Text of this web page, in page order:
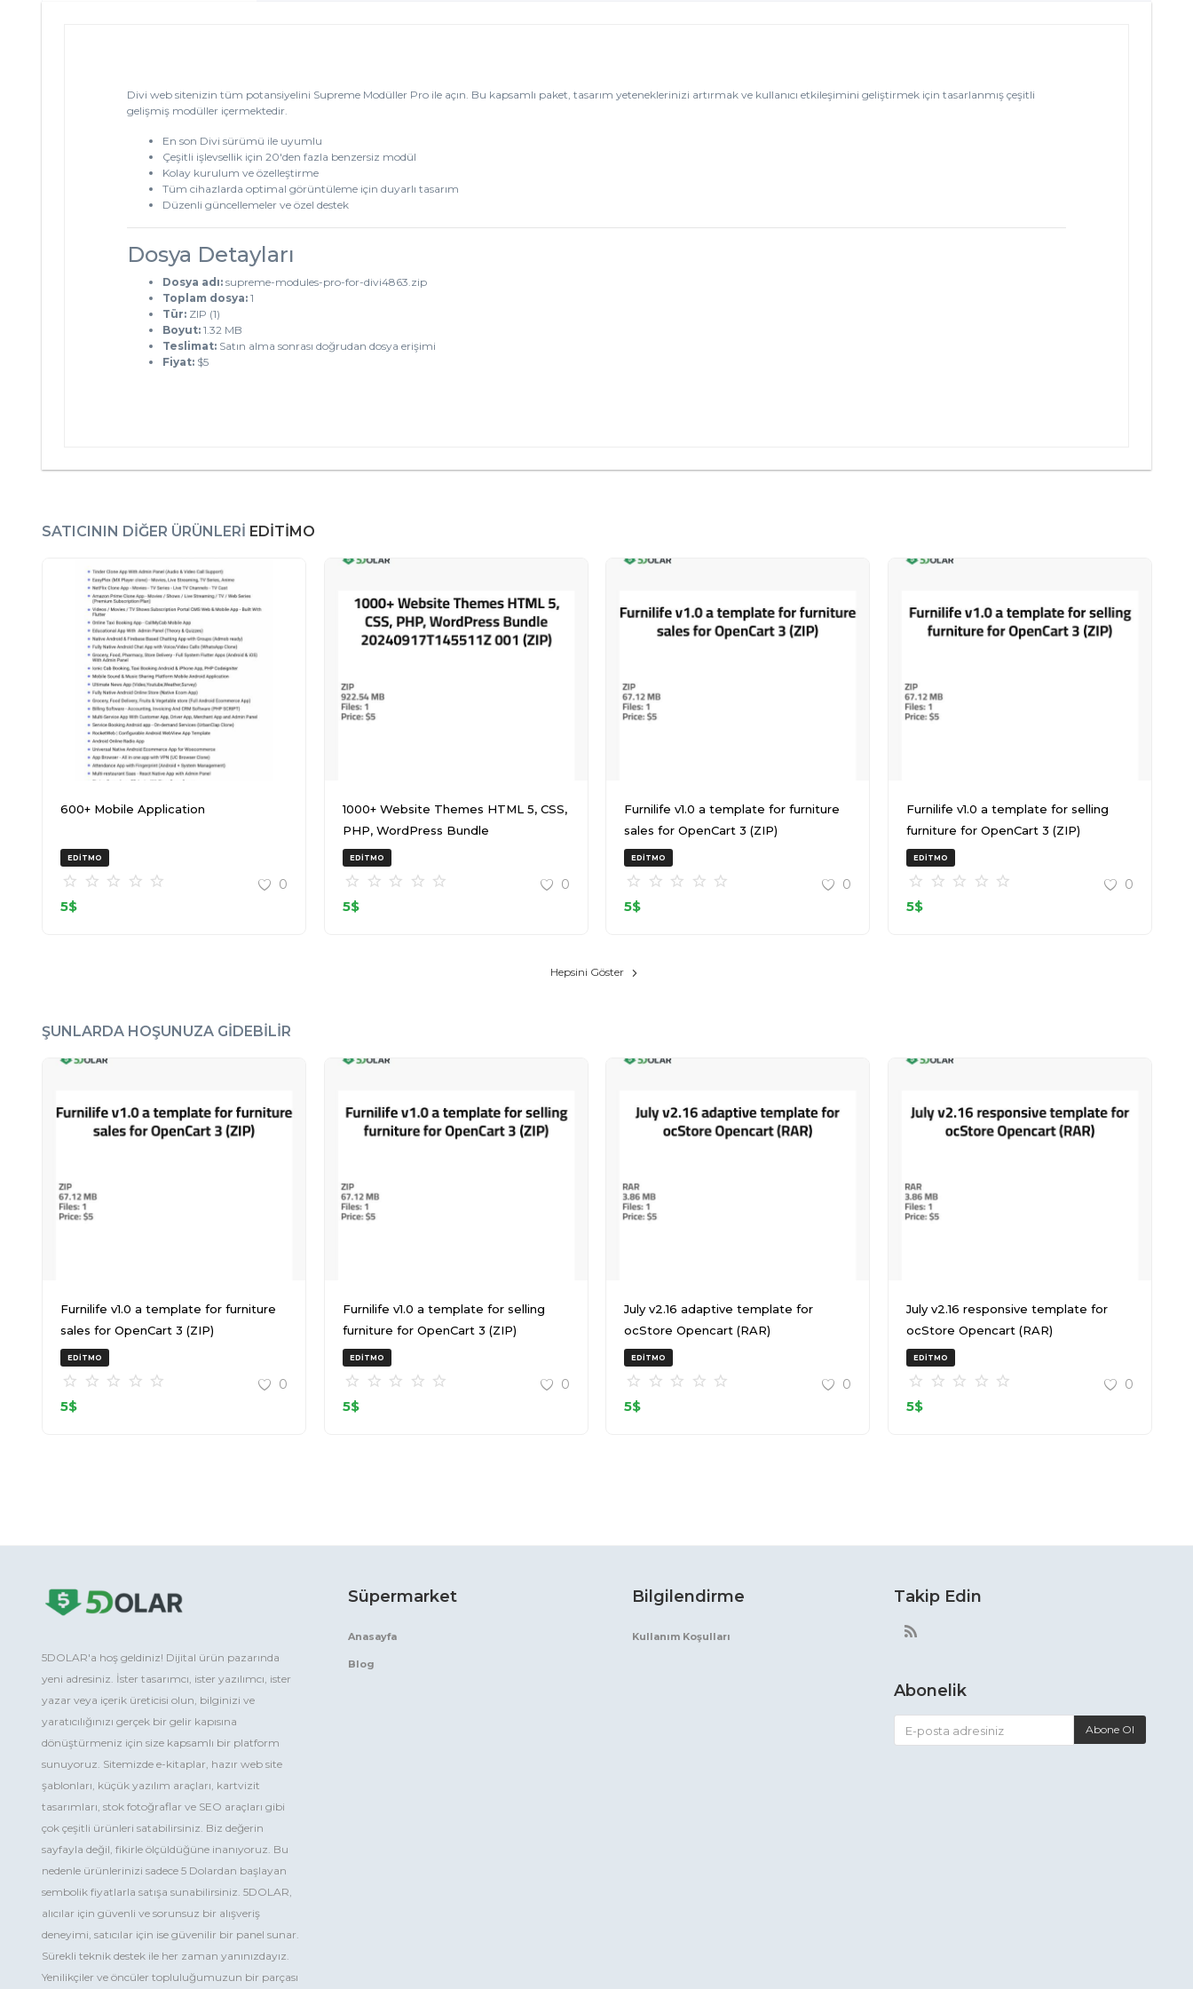
Divi web sitenizin tüm potansiyelini Supreme Modüller Pro ile açın. Bu kapsamlı paket, tasarım yeteneklerinizi artırmak ve kullanıcı etkileşimini geliştirmek için tasarlanmış çeşitli
gelişmiş modüller içermektedir.
En son Divi sürümü ile uyumlu
Çeşitli işlevsellik için 20'den fazla benzersiz modül
Kolay kurulum ve özelleştirme
Tüm cihazlarda optimal görüntüleme için duyarlı tasarım
Düzenli güncellemeler ve özel destek
Dosya Detayları
Dosya adı: supreme-modules-pro-for-divi4863.zip
Toplam dosya: 1
Tür: ZIP (1)
Boyut: 1.32 MB
Teslimat: Satın alma sonrası doğrudan dosya erişimi
Fiyat: $5
SATICININ DIĞER ÜRÜNLERI EDITIMO
600+ Mobile Application
EDITMO
0
5$
1000+ Website Themes HTML 5, CSS,
PHP, WordPress Bundle
20240917T145511Z 001 (ZIP)
EDITMO
0
5$
Furnilife v1.0 a template for furniture
sales for OpenCart 3 (ZIP)
EDITMO
0
5$
Furnilife v1.0 a template for selling
furniture for OpenCart 3 (ZIP)
EDITMO
0
5$
Hepsini Göster
ŞUNLARDA HOŞUNUZA GIDEBILIR
Furnilife v1.0 a template for furniture
sales for OpenCart 3 (ZIP)
EDITMO
0
5$
Furnilife v1.0 a template for selling
furniture for OpenCart 3 (ZIP)
EDITMO
0
5$
July v2.16 adaptive template for
ocStore Opencart (RAR)
EDITMO
0
5$
July v2.16 responsive template for
ocStore Opencart (RAR)
EDITMO
0
5$
5DOLAR'a hoş geldiniz! Dijital ürün pazarında
yeni adresiniz. İster tasarımcı, ister yazılımcı, ister
yazar veya içerik üreticisi olun, bilginizi ve
yaratıcılığınızı gerçek bir gelir kapısına
dönüştürmeniz için size kapsamlı bir platform
sunuyoruz. Sitemizde e-kitaplar, hazır web site
şablonları, küçük yazılım araçları, kartvizit
tasarımları, stok fotoğraflar ve SEO araçları gibi
çok çeşitli ürünleri satabilirsiniz. Biz değerin
sayfayla değil, fikirle ölçüldüğüne inanıyoruz. Bu
nedenle ürünlerinizi sadece 5 Dolardan başlayan
sembolik fiyatlarla satışa sunabilirsiniz. 5DOLAR,
alıcılar için güvenli ve sorunsuz bir alışveriş
deneyimi, satıcılar için ise güvenilir bir panel sunar.
Sürekli teknik destek ile her zaman yanınızdayız.
Yenilikçiler ve öncüler topluluğumuzun bir parçası
Süpermarket
Anasayfa
Blog
Bilgilendirme
Kullanım Koşulları
Takip Edin
Abonelik
Abone Ol